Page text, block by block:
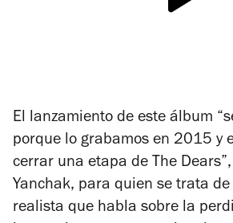
El lanzamiento de este álbum
porque lo grabamos en 2015 y
cerrar una etapa de The
Yanchak, para quien se trata
realista que habla sobre la